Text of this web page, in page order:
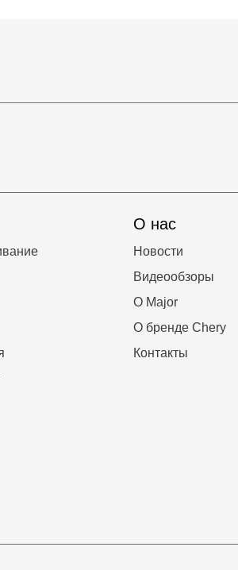
О нас
Новости
Видеообзоры
О Major
О бренде Chery
Контакты